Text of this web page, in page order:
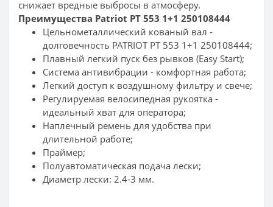
снижает вредные выбросы в атмосферу.
Преимущества Patriot PT 553 1+1 250108444
Цельнометаллический кованый вал -
долговечность PATRIOT PT 553 1+1 250108444;
Плавный легкий пуск без рывков (Easy Start);
Система антивибрации - комфортная работа;
Легкий доступ к воздушному фильтру и свече;
Регулируемая велосипедная рукоятка -
идеальный хват для оператора;
Наплечный ремень для удобства при
длительной работе;
Праймер;
Полуавтоматическая подача лески;
Диаметр лески: 2.4-3 мм.